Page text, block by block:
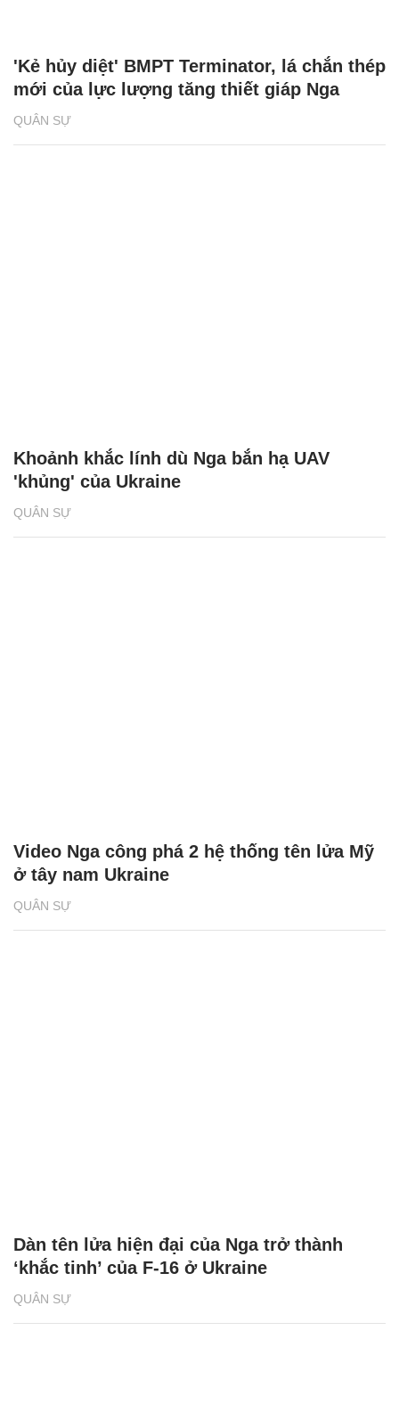
QUÂN SỰ
'Kẻ hủy diệt' BMPT Terminator, lá chắn thép
mới của lực lượng tăng thiết giáp Nga
QUÂN SỰ
Khoảnh khắc lính dù Nga bắn hạ UAV
'khủng' của Ukraine
QUÂN SỰ
Video Nga công phá 2 hệ thống tên lửa Mỹ
ở tây nam Ukraine
QUÂN SỰ
Dàn tên lửa hiện đại của Nga trở thành
‘khắc tinh’ của F-16 ở Ukraine